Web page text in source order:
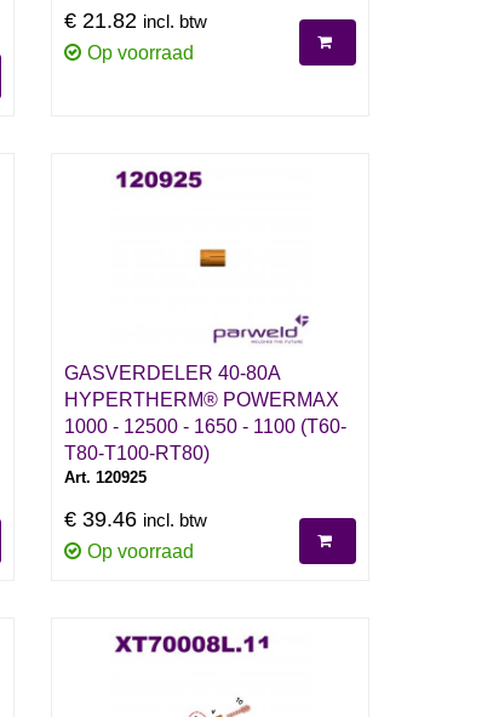
€ 21.82 incl. btw
Op voorraad
GASVERDELER 40-80A
HYPERTHERM® POWERMAX
1000 - 12500 - 1650 - 1100 (T60-
T80-T100-RT80)
Art. 120925
€ 39.46 incl. btw
Op voorraad